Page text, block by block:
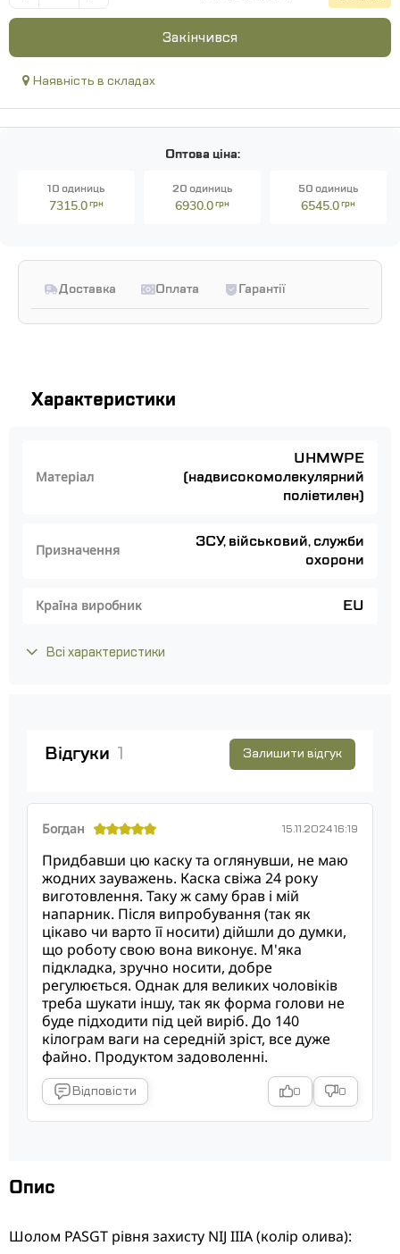
Закінчився
Наявність в складах
Оптова ціна:
10 одиниць
7315.0грн
20 одиниць
6930.0грн
50 одиниць
6545.0грн
Доставка Оплата Гарантії
Характеристики
Матеріал
UHMWPE
(надвисокомолекулярний
поліетилен)
Призначення
ЗСУ, військовий, служби
охорони
Країна виробник EU
Всі характеристики
Відгуки 1 Залишити відгук
Богдан 15.11.2024 16:19
Придбавши цю каску та оглянувши, не маю
жодних зауважень. Каска свіжа 24 року
виготовлення. Таку ж саму брав і мій
напарник. Після випробування (так як
цікаво чи варто її носити) дійшли до думки,
що роботу свою вона виконує. М'яка
підкладка, зручно носити, добре
регулюється. Однак для великих чоловіків
треба шукати іншу, так як форма голови не
буде підходити під цей виріб. До 140
кілограм ваги на середній зріст, все дуже
файно. Продуктом задоволенні.
Відповісти 0 0
Опис
Шолом PASGT рівня захисту NIJ IIIA (колір олива):